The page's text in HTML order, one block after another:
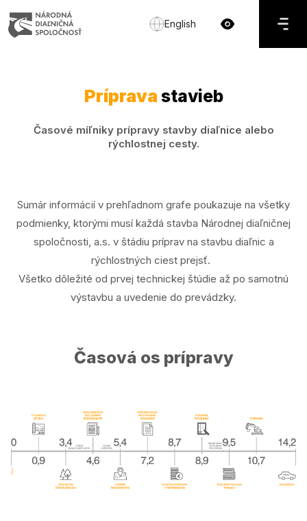
English
Príprava stavieb
Časové míľniky prípravy stavby diaľnice alebo
rýchlostnej cesty.
Sumár informácií v prehľadnom grafe poukazuje na všetky
podmienky, ktorými musí každá stavba Národnej diaľničnej
spoločnosti, a.s. v štádiu príprav na stavbu diaľnic a
rýchlostných ciest prejsť.
Všetko dôležité od prvej technickej štúdie až po samotnú
výstavbu a uvedenie do prevádzky.
Časová os prípravy